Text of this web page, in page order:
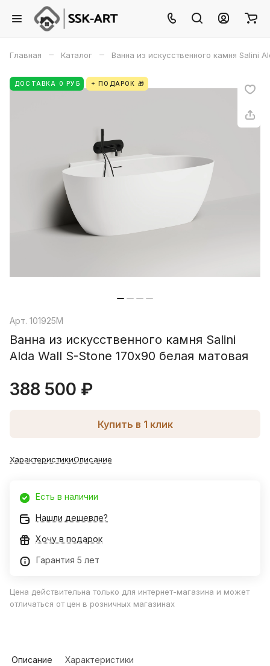
Главная – Каталог – Ванна из искусственного камня Salini
ДОСТАВКА 0 РУБ + ПОДАРОК 🎁
Арт. 101925M
Ванна из искусственного камня Salini
Alda Wall S-Stone 170х90 белая матовая
388 500 ₽
Купить в 1 клик
ХарактеристикиОписание
Есть в наличии
Нашли дешевле?
Хочу в подарок
Гарантия 5 лет
Цена действительна только для интернет-магазина и может
отличаться от цен в розничных магазинах
Описание Характеристики